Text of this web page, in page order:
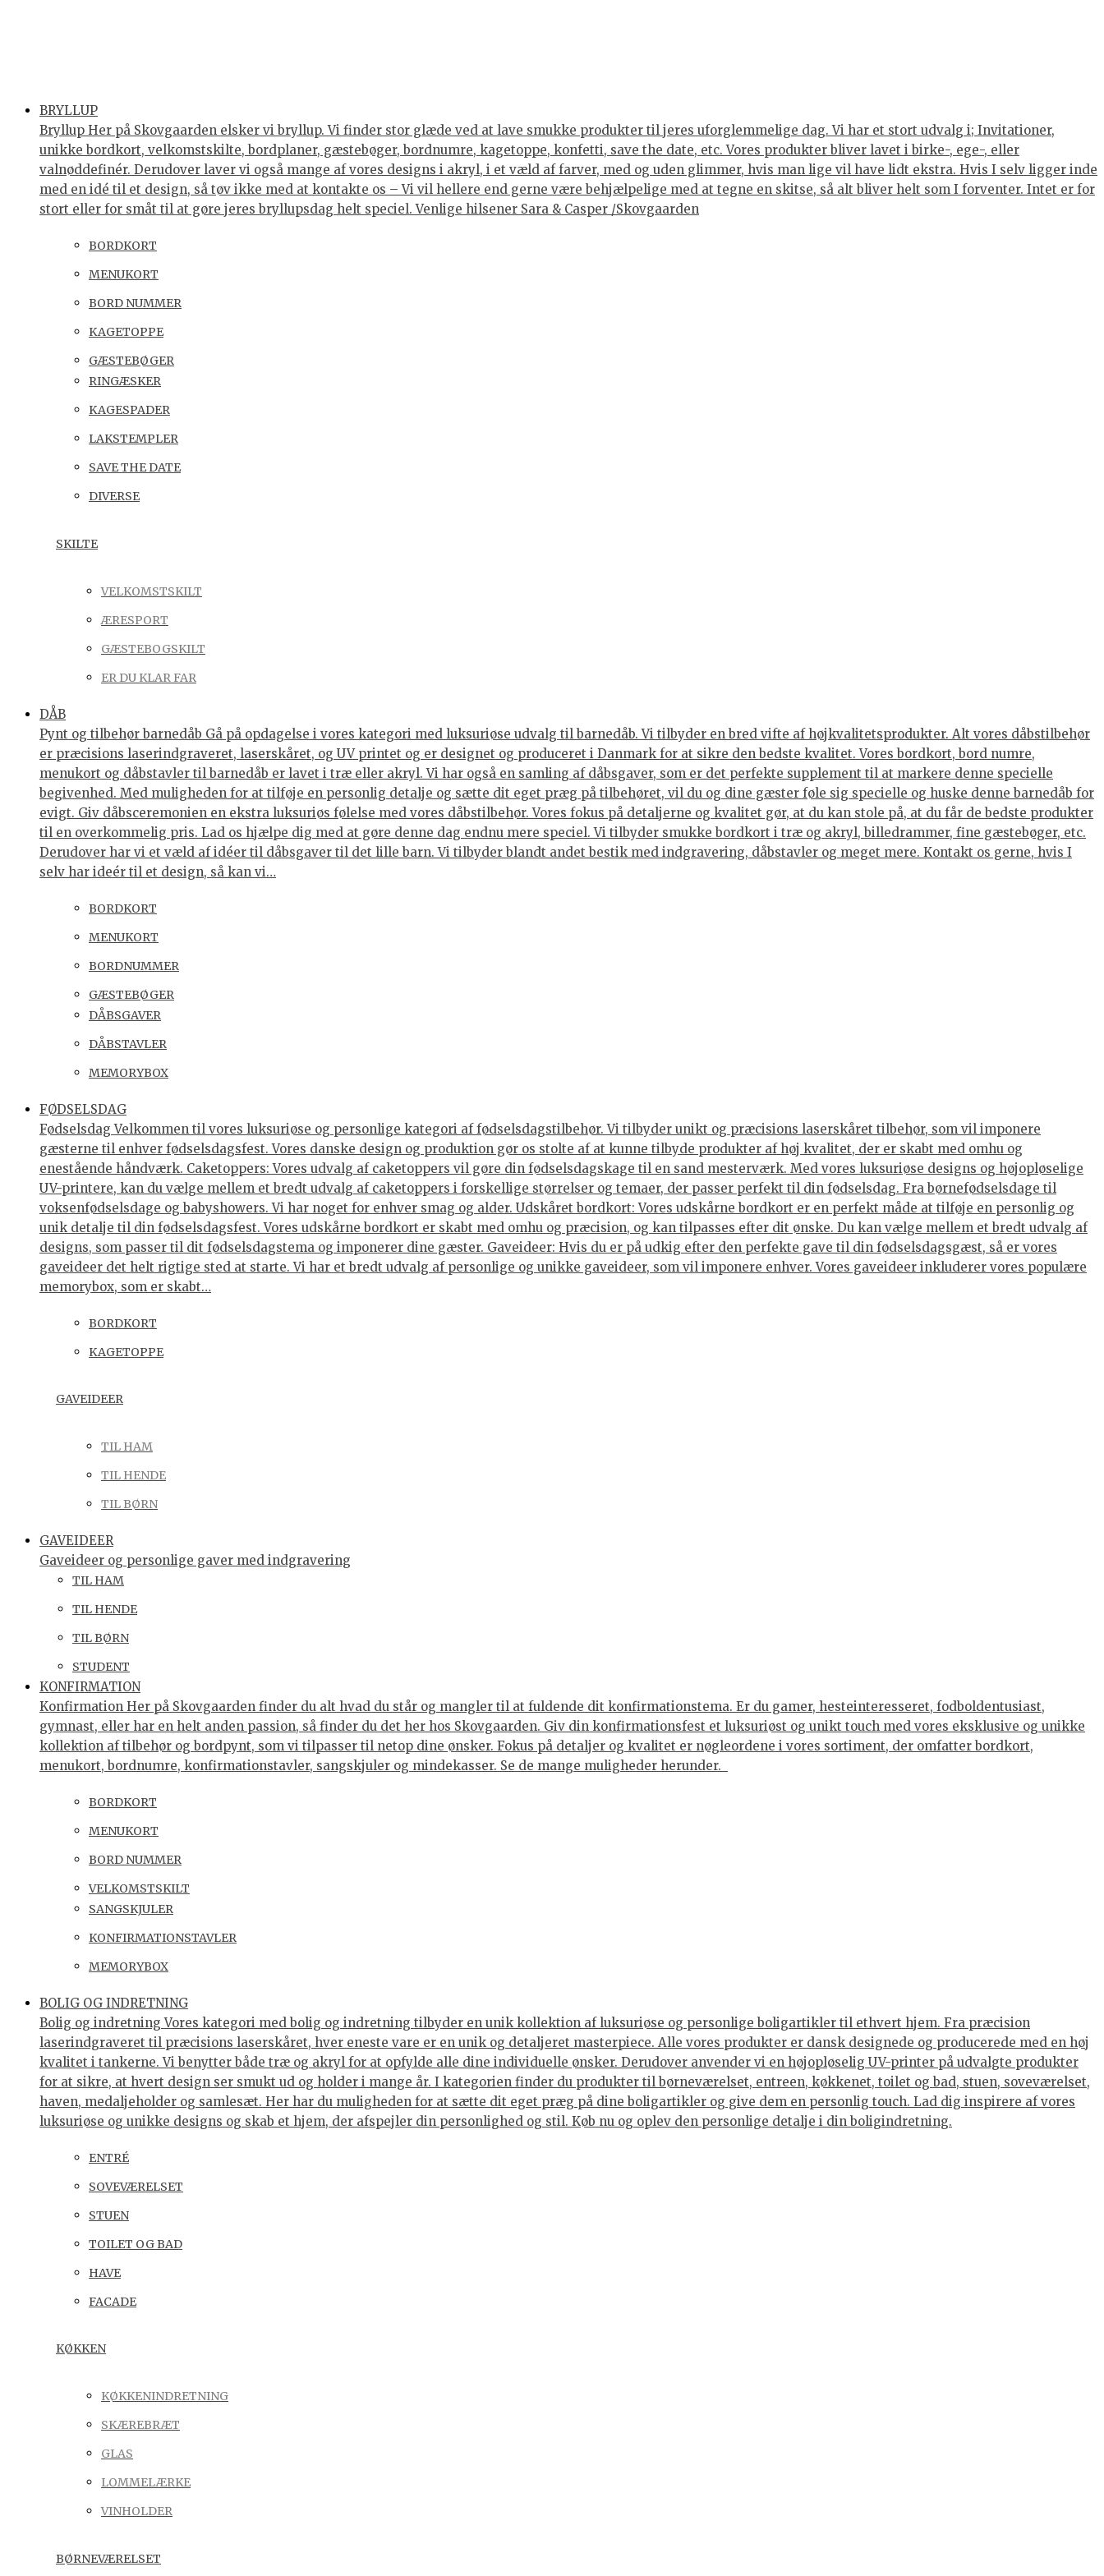
BRYLLUP
Bryllup Her på Skovgaarden elsker vi bryllup. Vi finder stor glæde ved at lave smukke produkter til jeres uforglemmelige dag. Vi har et stort udvalg i; Invitationer,
unikke bordkort, velkomstskilte, bordplaner, gæstebøger, bordnumre, kagetoppe, konfetti, save the date, etc. Vores produkter bliver lavet i birke-, ege-, eller
valnøddefinér. Derudover laver vi også mange af vores designs i akryl, i et væld af farver, med og uden glimmer, hvis man lige vil have lidt ekstra. Hvis I selv ligger inde
med en idé til et design, så tøv ikke med at kontakte os – Vi vil hellere end gerne være behjælpelige med at tegne en skitse, så alt bliver helt som I forventer. Intet er for
stort eller for småt til at gøre jeres bryllupsdag helt speciel. Venlige hilsener Sara & Casper /Skovgaarden
BORDKORT
MENUKORT
BORD NUMMER
KAGETOPPE
GÆSTEBØGER
RINGÆSKER
KAGESPADER
LAKSTEMPLER
SAVE THE DATE
DIVERSE
SKILTE
VELKOMSTSKILT
ÆRESPORT
GÆSTEBOGSKILT
ER DU KLAR FAR
DÅB
Pynt og tilbehør barnedåb Gå på opdagelse i vores kategori med luksuriøse udvalg til barnedåb. Vi tilbyder en bred vifte af højkvalitetsprodukter. Alt vores dåbstilbehør
er præcisions laserindgraveret, laserskåret, og UV printet og er designet og produceret i Danmark for at sikre den bedste kvalitet. Vores bordkort, bord numre,
menukort og dåbstavler til barnedåb er lavet i træ eller akryl. Vi har også en samling af dåbsgaver, som er det perfekte supplement til at markere denne specielle
begivenhed. Med muligheden for at tilføje en personlig detalje og sætte dit eget præg på tilbehøret, vil du og dine gæster føle sig specielle og huske denne barnedåb for
evigt. Giv dåbsceremonien en ekstra luksuriøs følelse med vores dåbstilbehør. Vores fokus på detaljerne og kvalitet gør, at du kan stole på, at du får de bedste produkter
til en overkommelig pris. Lad os hjælpe dig med at gøre denne dag endnu mere speciel. Vi tilbyder smukke bordkort i træ og akryl, billedrammer, fine gæstebøger, etc.
Derudover har vi et væld af idéer til dåbsgaver til det lille barn. Vi tilbyder blandt andet bestik med indgravering, dåbstavler og meget mere. Kontakt os gerne, hvis I
selv har ideér til et design, så kan vi…
BORDKORT
MENUKORT
BORDNUMMER
GÆSTEBØGER
DÅBSGAVER
DÅBSTAVLER
MEMORYBOX
FØDSELSDAG
Fødselsdag Velkommen til vores luksuriøse og personlige kategori af fødselsdagstilbehør. Vi tilbyder unikt og præcisions laserskåret tilbehør, som vil imponere
gæsterne til enhver fødselsdagsfest. Vores danske design og produktion gør os stolte af at kunne tilbyde produkter af høj kvalitet, der er skabt med omhu og
enestående håndværk. Caketoppers: Vores udvalg af caketoppers vil gøre din fødselsdagskage til en sand mesterværk. Med vores luksuriøse designs og højopløselige
UV-printere, kan du vælge mellem et bredt udvalg af caketoppers i forskellige størrelser og temaer, der passer perfekt til din fødselsdag. Fra børnefødselsdage til
voksenfødselsdage og babyshowers. Vi har noget for enhver smag og alder. Udskåret bordkort: Vores udskårne bordkort er en perfekt måde at tilføje en personlig og
unik detalje til din fødselsdagsfest. Vores udskårne bordkort er skabt med omhu og præcision, og kan tilpasses efter dit ønske. Du kan vælge mellem et bredt udvalg af
designs, som passer til dit fødselsdagstema og imponerer dine gæster. Gaveideer: Hvis du er på udkig efter den perfekte gave til din fødselsdagsgæst, så er vores
gaveideer det helt rigtige sted at starte. Vi har et bredt udvalg af personlige og unikke gaveideer, som vil imponere enhver. Vores gaveideer inkluderer vores populære
memorybox, som er skabt…
BORDKORT
KAGETOPPE
GAVEIDEER
TIL HAM
TIL HENDE
TIL BØRN
GAVEIDEER
Gaveideer og personlige gaver med indgravering
TIL HAM
TIL HENDE
TIL BØRN
STUDENT
KONFIRMATION
Konfirmation Her på Skovgaarden finder du alt hvad du står og mangler til at fuldende dit konfirmationstema. Er du gamer, hesteinteresseret, fodboldentusiast,
gymnast, eller har en helt anden passion, så finder du det her hos Skovgaarden. Giv din konfirmationsfest et luksuriøst og unikt touch med vores eksklusive og unikke
kollektion af tilbehør og bordpynt, som vi tilpasser til netop dine ønsker. Fokus på detaljer og kvalitet er nøgleordene i vores sortiment, der omfatter bordkort,
menukort, bordnumre, konfirmationstavler, sangskjuler og mindekasser. Se de mange muligheder herunder.
BORDKORT
MENUKORT
BORD NUMMER
VELKOMSTSKILT
SANGSKJULER
KONFIRMATIONSTAVLER
MEMORYBOX
BOLIG OG INDRETNING
Bolig og indretning Vores kategori med bolig og indretning tilbyder en unik kollektion af luksuriøse og personlige boligartikler til ethvert hjem. Fra præcision
laserindgraveret til præcisions laserskåret, hver eneste vare er en unik og detaljeret masterpiece. Alle vores produkter er dansk designede og producerede med en høj
kvalitet i tankerne. Vi benytter både træ og akryl for at opfylde alle dine individuelle ønsker. Derudover anvender vi en højopløselig UV-printer på udvalgte produkter
for at sikre, at hvert design ser smukt ud og holder i mange år. I kategorien finder du produkter til børneværelset, entreen, køkkenet, toilet og bad, stuen, soveværelset,
haven, medaljeholder og samlesæt. Her har du muligheden for at sætte dit eget præg på dine boligartikler og give dem en personlig touch. Lad dig inspirere af vores
luksuriøse og unikke designs og skab et hjem, der afspejler din personlighed og stil. Køb nu og oplev den personlige detalje i din boligindretning.
ENTRÉ
SOVEVÆRELSET
STUEN
TOILET OG BAD
HAVE
FACADE
KØKKEN
KØKKENINDRETNING
SKÆREBRÆT
GLAS
LOMMELÆRKE
VINHOLDER
BØRNEVÆRELSET